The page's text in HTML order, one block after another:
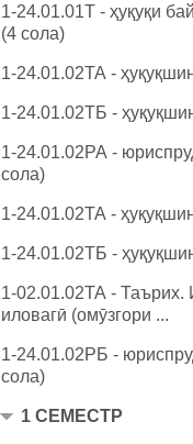
1-24.01.01Т - ҳуқуқи
(4 сола)
1-24.01.02ТА -
1-24.01.02ТБ -
1-24.01.02РА -
сола)
1-24.01.02ТА -
1-24.01.02ТБ -
1-02.01.02ТА - Таърих.
иловагӣ (омӯзгори ...
1-24.01.02РБ -
сола)
1 СЕМЕСТР